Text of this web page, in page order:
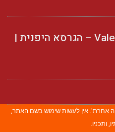
וולנטיין דיי Valentine's Day – הגרסא היפנית |
אחרת'. אין לעשות שימוש בשם האתר,
ותכניו.